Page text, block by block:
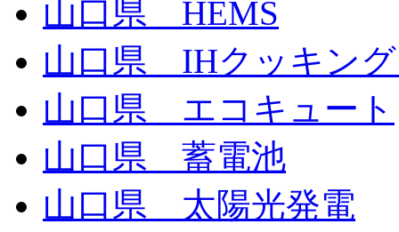
山口県 HEMS
山口県 IHクッキン
山口県 エコキュート
山口県 蓄電池
山口県 太陽光発電